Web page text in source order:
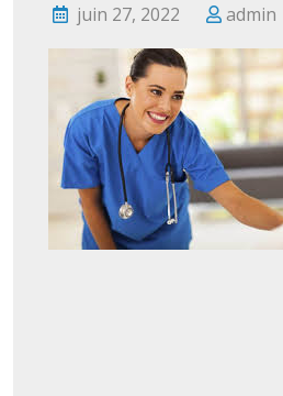
juin 27, 2022 admin